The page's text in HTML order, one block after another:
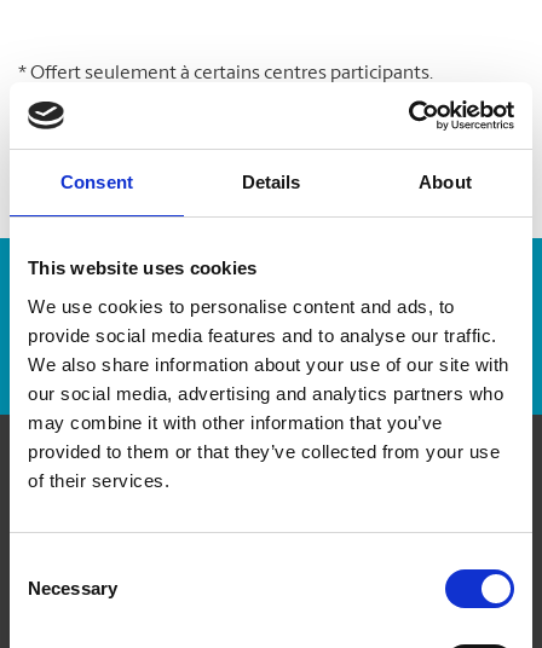
Consent Details About
This website uses cookies
We use cookies to personalise content and ads, to
provide social media features and to analyse our traffic.
We also share information about your use of our site with
our social media, advertising and analytics partners who
may combine it with other information that you’ve
provided to them or that they’ve collected from your use
of their services.
Selection
Necessary
* Offert seulement à certains centres participants.
**Des frais supplémentaires peuvent s’appliquer.
Communiquer avec nous
Guelph Ontario - N1H 8E8